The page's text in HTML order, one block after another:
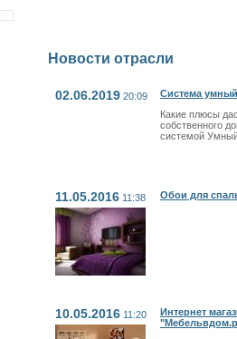
Новости отрасли
02.06.201920:09
Система
Какие плюсы
собственного
системой
11.05.201611:38 Обои для
10.05.201611:20
Интернет